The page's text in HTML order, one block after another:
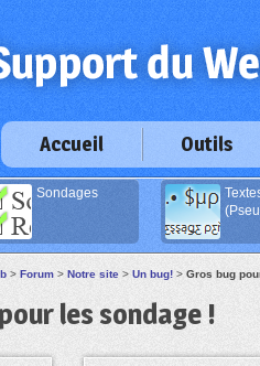
Accueil Outils
Sondages
> Forum> Notre site> Un bug!> Gros bug
les sondage !